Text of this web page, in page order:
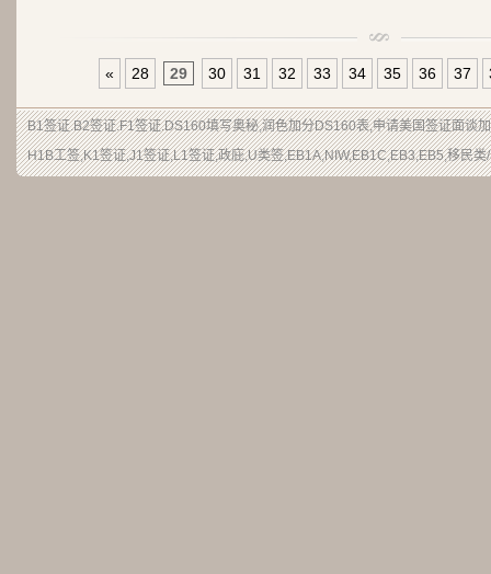
« 28 29 30 31 32 33 34 35 36 37
B1签证.B2签证.F1签证.DS160填写奥秘,润色加分DS160表,申请美国签证面谈
H1B工签,K1签证,J1签证,L1签证,政庇,U类签,EB1A,NIW,EB1C,EB3,EB5,移民